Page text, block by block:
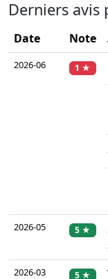
Derniers avis
Date Note
2026-06 1 ★
2026-05 5 ★
2026-03 5 ★